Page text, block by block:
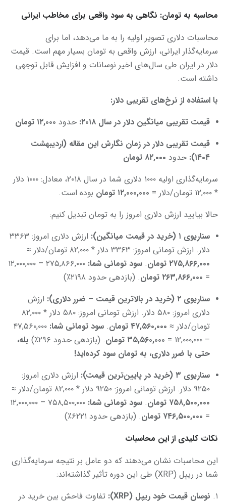
محاسبه به تومان: نگاهی به سود واقعی برای مخاطب ایرانی
محاسبات دلاری تصویر اولیه را به ما می‌دهد، اما برای
سرمایه‌گذار ایرانی، ارزش واقعی به تومان بسیار مهم است. قیمت
دلار در ایران طی سال‌های اخیر نوسانات و افزایش قابل توجهی
داشته است.
با استفاده از نرخ‌های تقریبی دلار:
قیمت تقریبی میانگین دلار در سال ۲۰۱۸: حدود ۱۲,۰۰۰ تومان
قیمت تقریبی دلار در زمان نگارش این مقاله (اردیبهشت
۱۴۰۴) : حدود ۸۲,۰۰۰ تومان
سرمایه‌گذاری اولیه ۱۰۰۰ دلاری شما در سال ۲۰۱۸، معادل: ۱۰۰۰ دلار
* ۱۲,۰۰۰ تومان/دلار =
۱۲,۰۰۰,۰۰۰ تومان بوده است.
حالا بیایید ارزش دلاری امروز را به تومان تبدیل کنیم:
سناریوی ۱ (خرید در قیمت میانگین) :
ارزش دلاری امروز: ۳۳۶۳
دلار. ارزش تومانی امروز: ۳۳۶۳ دلار * ۸۲,۰۰۰ تومان/دلار ≈
۲۷۵,۸۶۶,۰۰۰ تومان. سود تومانی شما:
۲۷۵,۸۶۶,۰۰۰ – ۱۲,۰۰۰,۰۰۰
= ۲۶۳,۸۶۶,۰۰۰ تومان. (بازدهی حدود ۲۱۹۸٪)
سناریوی ۲ (خرید در بالاترین قیمت – ضرر دلاری) : ارزش
دلاری امروز: ۵۸۰ دلار. ارزش تومانی امروز: ۵۸۰ دلار * ۸۲,۰۰۰
تومان/دلار ≈ ۴۷,۵۶۰,۰۰۰ تومان. سود تومانی شما: ۴۷,۵۶۰,۰۰۰
– ۱۲,۰۰۰,۰۰۰ =
۳۵,۵۶۰,۰۰۰ تومان. (بازدهی حدود ۲۹۶٪)
بله،
حتی با ضرر دلاری، به تومان سود کرده‌اید!
سناریوی ۳ (خرید در پایین‌ترین قیمت) : ارزش دلاری امروز:
۹۲۵۰ دلار. ارزش تومانی امروز: ۹۲۵۰ دلار * ۸۲,۰۰۰ تومان/دلار ≈
۷۵۸,۵۰۰,۰۰۰ تومان. سود تومانی شما:
۷۵۸,۵۰۰,۰۰۰ – ۱۲,۰۰۰,۰۰۰
= ۷۴۶,۵۰۰,۰۰۰ تومان. (بازدهی حدود ۶۲۲۱٪)
نکات کلیدی از این محاسبات
این محاسبات نشان می‌دهند که دو عامل بر نتیجه سرمایه‌گذاری
شما در ریپل (XRP) طی این دوره تأثیر گذاشته‌اند:
۱. نوسان قیمت خود ریپل (XRP): تفاوت فاحش بین خرید در